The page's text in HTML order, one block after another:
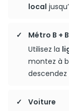
local
Métro B +
Utilisez la
montez à
descendez
Voiture